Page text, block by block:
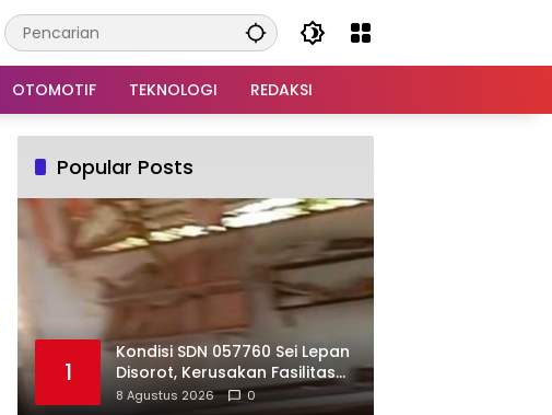
OTOMOTIF TEKNOLOGI REDAKSI
Popular Posts
1
Kondisi SDN 057760 Sei Lepan
Disorot, Kerusakan Fasilitas
Belajar Dinilai Perlu Segera
8 Agustus 2026 0